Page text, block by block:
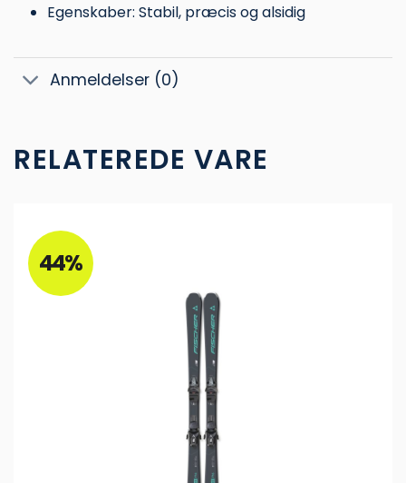
Egenskaber: Stabil, præcis og alsidig
Anmeldelser (0)
RELATEREDE VARE
44%